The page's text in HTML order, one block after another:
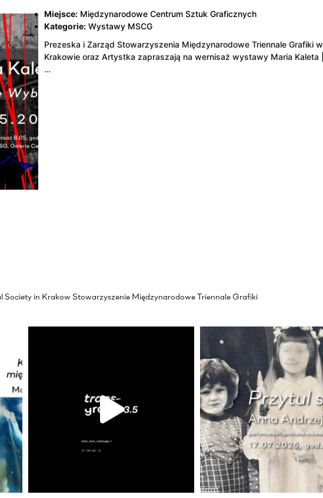
Miejsce: Międzynarodowe Centrum Sztuk Graficznych
Kategorie: Wystawy MSCG
Prezeska i Zarząd Stowarzyszenia Międzynarodowe Triennale Grafiki w
Krakowie oraz Artystka zapraszają na wernisaż wystawy Maria Kaleta |
…
Society in Krakow Stowarzyszenie Międzynarodowe Triennale Grafiki